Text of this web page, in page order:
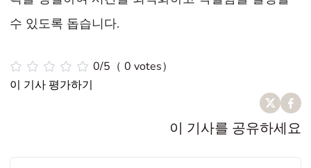
수 있도록 돕습니다.
0/5（ 0 votes）
이 기사 평가하기
이 기사를 공유하세요